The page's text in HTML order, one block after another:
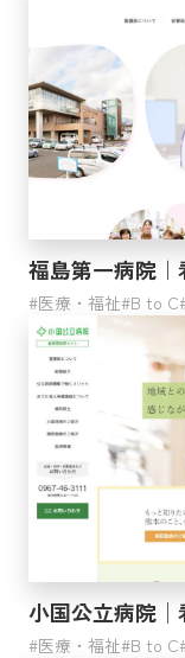
福島第一病院
医療・福祉 B to C
小国公立病院│
医療・福祉 B to C